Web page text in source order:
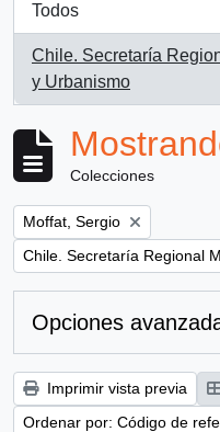
Todos
Chile. Secretaría
y Urbanismo
, 1 resultados
Colecciones
Remove filter:
Moffat, Sergio
Remove filter:
Opciones
Imprimir vista previa
Ordenar por: Código de